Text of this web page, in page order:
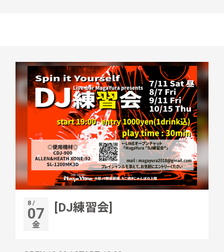
8 /
07
金
[DJ練習会]